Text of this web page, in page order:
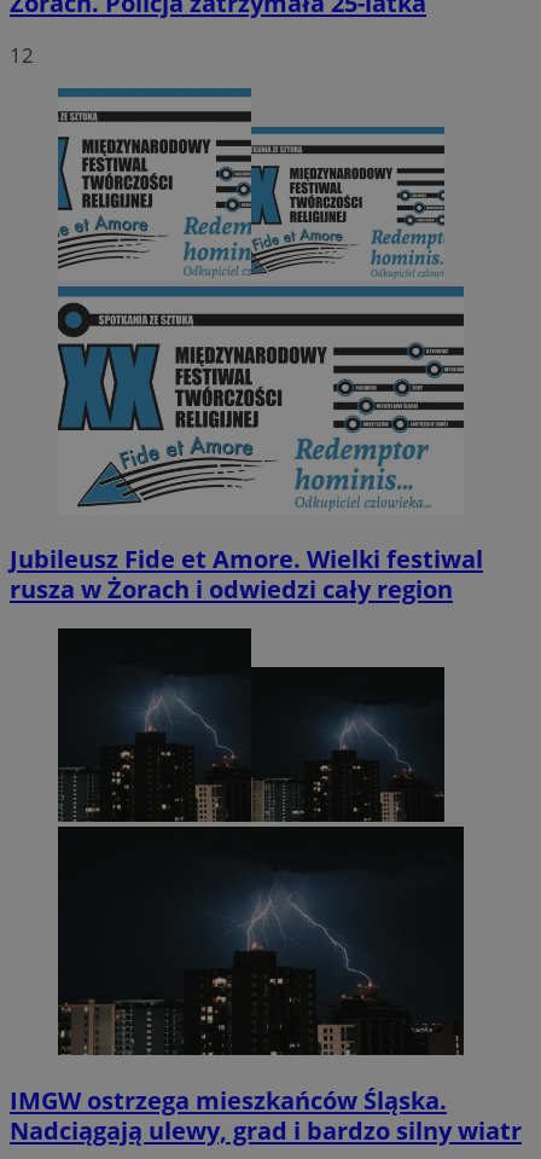
12
Jubileusz Fide et Amore. Wielki festiwal
rusza w Żorach i odwiedzi cały region
IMGW ostrzega mieszkańców Śląska.
Nadciągają ulewy, grad i bardzo silny wiatr